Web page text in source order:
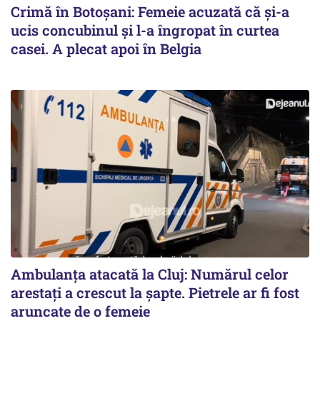
Crimă în Botoșani: Femeie acuzată că și-a
ucis concubinul și l-a îngropat în curtea
casei. A plecat apoi în Belgia
Ambulanța atacată la Cluj: Numărul celor
arestați a crescut la șapte. Pietrele ar fi fost
aruncate de o femeie